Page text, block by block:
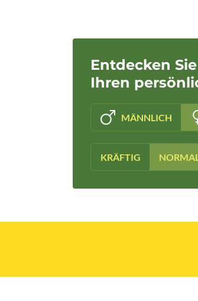
Entdecken
Ihren
MÄNNLICH
KRÄFTIG NORMAL